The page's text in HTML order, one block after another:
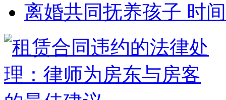
离婚共同抚养孩子 时